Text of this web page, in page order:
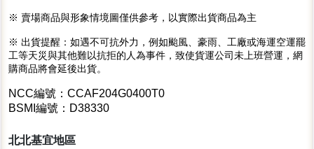
※ 賣場商品與形象情境圖僅供參考，以實際出貨商品為主
※ 出貨提醒：如遇不可抗外力，例如颱風、豪雨、工廠或海運空運罷
工等天災與其他難以抗拒的人為事件，致使貨運公司未上班營運，網
購商品將會延後出貨。
NCC編號：CCAF204G0400T0
BSMI編號：D38330
北北基宜地區